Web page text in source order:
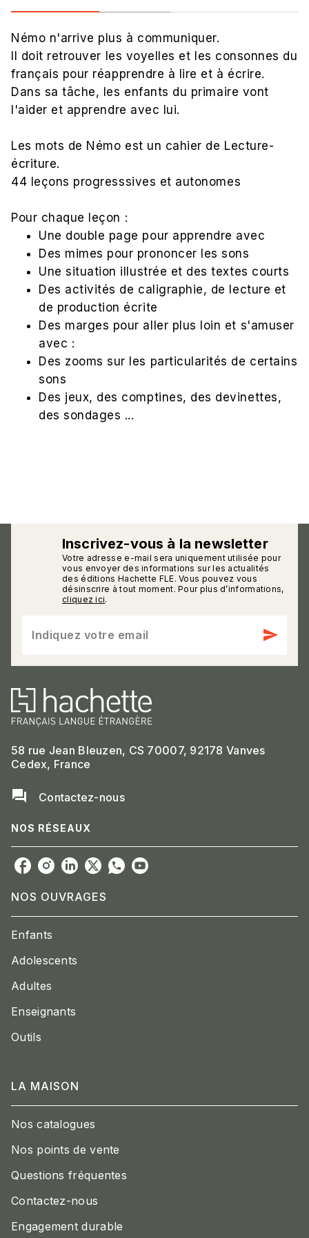
Némo n'arrive plus à communiquer.
Il doit retrouver les voyelles et les consonnes du
français pour réapprendre à lire et à écrire.
Dans sa tâche, les enfants du primaire vont
l'aider et apprendre avec lui.
Les mots de Némo est un cahier de Lecture-
écriture.
44 leçons progresssives et autonomes
Pour chaque leçon :
Une double page pour apprendre avec
Des mimes pour prononcer les sons
Une situation illustrée et des textes courts
Des activités de caligraphie, de lecture et
de production écrite
Des marges pour aller plus loin et s'amuser
avec :
Des zooms sur les particularités de certains
sons
Des jeux, des comptines, des devinettes,
des sondages ...
Inscrivez-vous à la newsletter
Votre adresse e-mail sera uniquement utilisée pour
vous envoyer des informations sur les actualités
des éditions Hachette FLE. Vous pouvez vous
désinscrire à tout moment. Pour plus d’informations,
cliquez ici.
Indiquez votre email send
58 rue Jean Bleuzen, CS 70007, 92178 Vanves
Cedex, France
question_answer Contactez-nous
NOS RÉSEAUX
NOS OUVRAGES
Enfants
Adolescents
Adultes
Enseignants
Outils
LA MAISON
Nos catalogues
Nos points de vente
Questions fréquentes
Contactez-nous
Engagement durable